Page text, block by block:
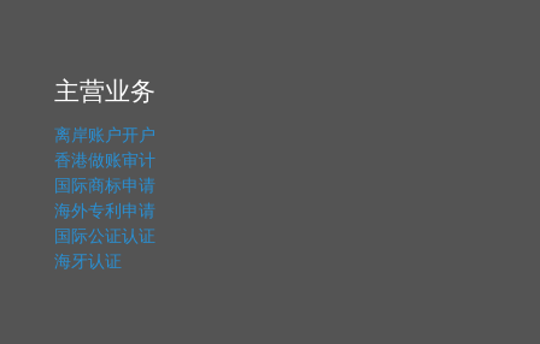
主营业务
离岸账户开户
香港做账审计
国际商标申请
海外专利申请
国际公证认证
海牙认证